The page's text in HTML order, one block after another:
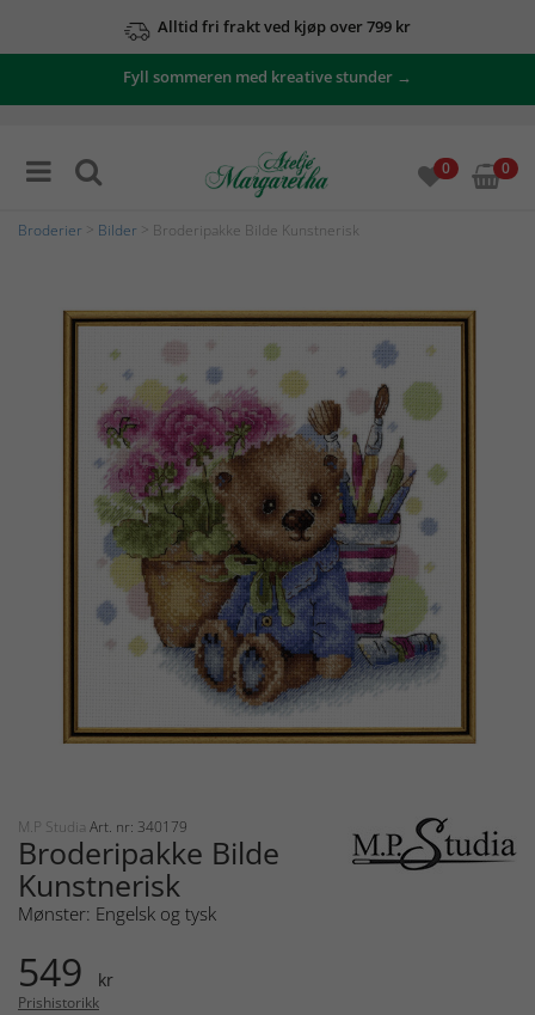
Alltid fri frakt ved kjøp over 799 kr
Fyll sommeren med kreative stunder →
0 0
Broderier Bilder > Broderipakke Bilde Kunstnerisk
M.P Studia Art. nr: 340179
Broderipakke Bilde
Kunstnerisk
Mønster: Engelsk og tysk
549 kr
Prishistorikk